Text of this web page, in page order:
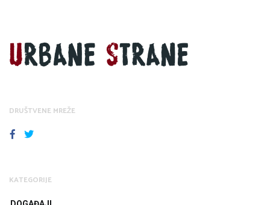
DRUŠTVENE MREŽE
FACEBOOK
TWITTER
KATEGORIJE